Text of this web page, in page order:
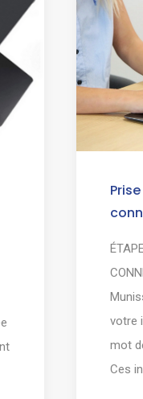
votre
mot
Ces